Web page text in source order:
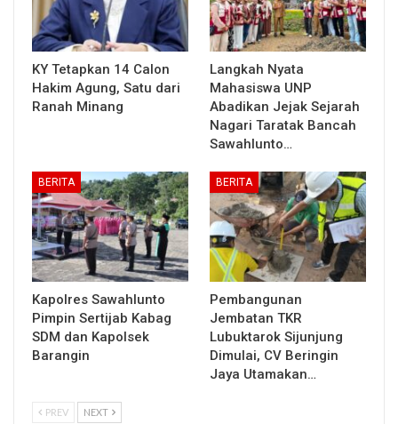
KY Tetapkan 14 Calon
Hakim Agung, Satu dari
Ranah Minang
Langkah Nyata
Mahasiswa UNP
Abadikan Jejak Sejarah
Nagari Taratak Bancah
Sawahlunto…
BERITA
Kapolres Sawahlunto
Pimpin Sertijab Kabag
SDM dan Kapolsek
Barangin
BERITA
Pembangunan
Jembatan TKR
Lubuktarok Sijunjung
Dimulai, CV Beringin
Jaya Utamakan…
PREV NEXT